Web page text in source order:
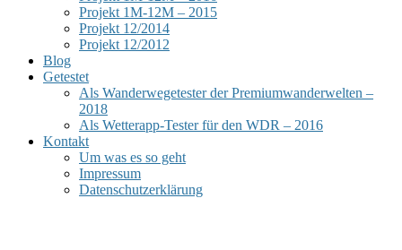
Projekt 1M-12M – 2015
Projekt 12/2014
Projekt 12/2012
Blog
Getestet
Als Wanderwegetester der Premiumwanderwelten –
2018
Als Wetterapp-Tester für den WDR – 2016
Kontakt
Um was es so geht
Impressum
Datenschutzerklärung